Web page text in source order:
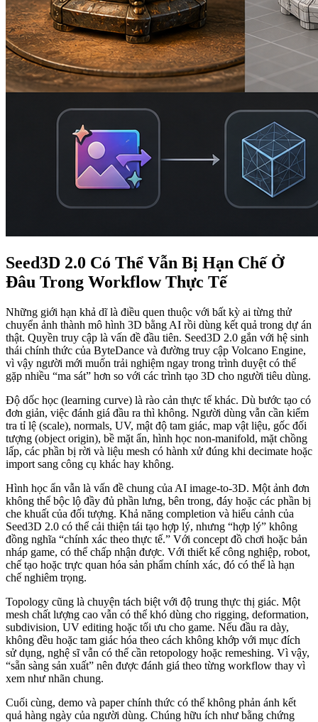
Seed3D 2.0 Có Thể Vẫn Bị Hạn Chế Ở
Đâu Trong Workflow Thực Tế
Những giới hạn khả dĩ là điều quen thuộc với bất kỳ ai từng thử
chuyển ảnh thành mô hình 3D bằng AI rồi dùng kết quả trong dự án
thật. Quyền truy cập là vấn đề đầu tiên. Seed3D 2.0 gắn với hệ sinh
thái chính thức của ByteDance và đường truy cập Volcano Engine,
vì vậy người mới muốn trải nghiệm ngay trong trình duyệt có thể
gặp nhiều “ma sát” hơn so với các trình tạo 3D cho người tiêu dùng.
Độ dốc học (learning curve) là rào cản thực tế khác. Dù bước tạo có
đơn giản, việc đánh giá đầu ra thì không. Người dùng vẫn cần kiểm
tra tỉ lệ (scale), normals, UV, mật độ tam giác, map vật liệu, gốc đối
tượng (object origin), bề mặt ẩn, hình học non-manifold, mặt chồng
lấp, các phần bị rời và liệu mesh có hành xử đúng khi decimate hoặc
import sang công cụ khác hay không.
Hình học ẩn vẫn là vấn đề chung của AI image-to-3D. Một ảnh đơn
không thể bộc lộ đầy đủ phần lưng, bên trong, đáy hoặc các phần bị
che khuất của đối tượng. Khả năng completion và hiểu cảnh của
Seed3D 2.0 có thể cải thiện tái tạo hợp lý, nhưng “hợp lý” không
đồng nghĩa “chính xác theo thực tế.” Với concept đồ chơi hoặc bản
nháp game, có thể chấp nhận được. Với thiết kế công nghiệp, robot,
chế tạo hoặc trực quan hóa sản phẩm chính xác, đó có thể là hạn
chế nghiêm trọng.
Topology cũng là chuyện tách biệt với độ trung thực thị giác. Một
mesh chất lượng cao vẫn có thể khó dùng cho rigging, deformation,
subdivision, UV editing hoặc tối ưu cho game. Nếu đầu ra dày,
không đều hoặc tam giác hóa theo cách không khớp với mục đích
sử dụng, nghệ sĩ vẫn có thể cần retopology hoặc remeshing. Vì vậy,
“sẵn sàng sản xuất” nên được đánh giá theo từng workflow thay vì
xem như nhãn chung.
Cuối cùng, demo và paper chính thức có thể không phản ánh kết
quả hàng ngày của người dùng. Chúng hữu ích như bằng chứng